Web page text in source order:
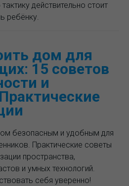
действительно стоит
ребёнку.
дом для
15 советов
и
безопасным и удобным для
Практические советы
пространства,
и умных технологий.
себя уверенно!